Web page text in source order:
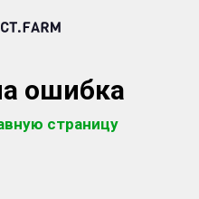
ошибка
страницу